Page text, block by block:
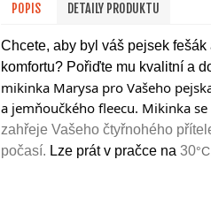
POPIS DETAILY PRODUKTU
Chcete, aby byl váš pejsek
komfortu? Pořiďte mu kvalitní a
mikinka Marysa pro Vašeho
a jemňoučkého fleecu. Mikinka
zahřeje Vašeho čtyřnohého
počasí. Lze prát v pračce na 30